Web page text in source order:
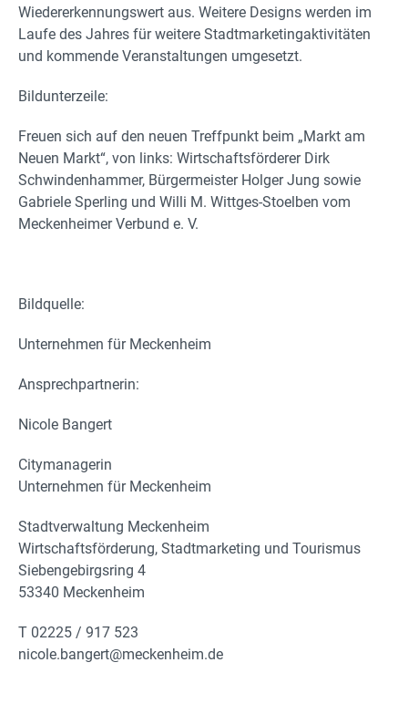
Wiedererkennungswert aus. Weitere Designs werden im
Laufe des Jahres für weitere Stadtmarketingaktivitäten
und kommende Veranstaltungen umgesetzt.
Bildunterzeile:
Freuen sich auf den neuen Treffpunkt beim „Markt am
Neuen Markt“, von links: Wirtschaftsförderer Dirk
Schwindenhammer, Bürgermeister Holger Jung sowie
Gabriele Sperling und Willi M. Wittges-Stoelben vom
Meckenheimer Verbund e. V.
Bildquelle:
Unternehmen für Meckenheim
Ansprechpartnerin:
Nicole Bangert
Citymanagerin
Unternehmen für Meckenheim
Stadtverwaltung Meckenheim
Wirtschaftsförderung, Stadtmarketing und Tourismus
Siebengebirgsring 4
53340 Meckenheim
T 02225 / 917 523
nicole.bangert@meckenheim.de